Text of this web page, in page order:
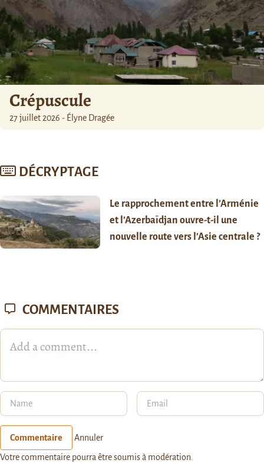
Crépuscule
27 juillet 2026 - Élyne Dragée
DÉCRYPTAGE
Le rapprochement entre l’Arménie
et l’Azerbaïdjan ouvre-t-il une
nouvelle route vers l’Asie centrale ?
COMMENTAIRES
Commentaire Annuler
Votre commentaire pourra être soumis à modération.